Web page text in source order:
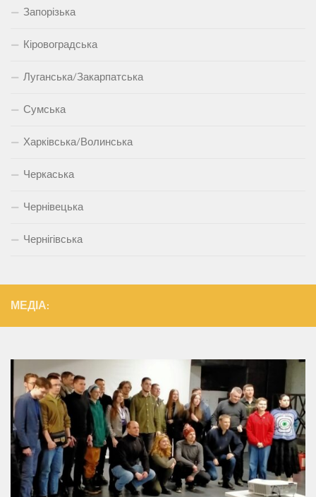
Запорізька
Кіровоградська
Луганська/Закарпатська
Сумська
Харківська/Волинська
Черкаська
Чернівецька
Чернігівська
МЕДІА: